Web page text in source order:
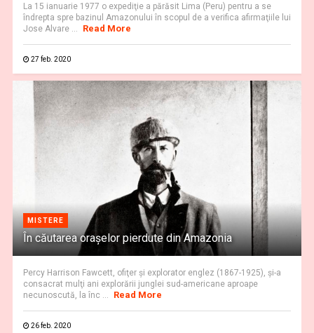
La 15 ianuarie 1977 o expediţie a părăsit Lima (Peru) pentru a se
îndrepta spre bazinul Amazonului în scopul de a verifica afirmaţiile lui
Jose Alvare ...
Read More
27 feb. 2020
MISTERE
În căutarea oraşelor pierdute din Amazonia
Percy Harrison Fawcett, ofiţer şi explorator englez (1867-1925), şi-a
consacrat mulţi ani explorării junglei sud-americane aproape
necunoscută, la înc ...
Read More
26 feb. 2020